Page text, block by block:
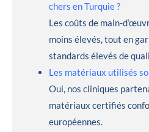
chers en Turquie ?
Les coûts de main-
moins élevés, tout en
standards élevés de
Les matériaux utilisés
Oui, nos cliniques
matériaux certifiés
européennes.